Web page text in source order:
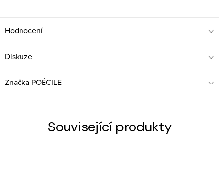
Hodnocení
Diskuze
Značka POÉCILE
Související produkty